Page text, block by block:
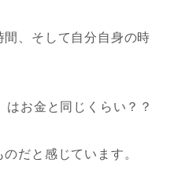
、そして自分自身の時
お金と同じくらい？？
だと感じています。